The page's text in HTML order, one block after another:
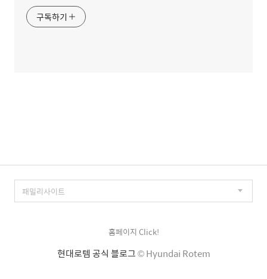
구독하기
홈페이지 Click!
현대로템 공식 블로그© Hyundai Rotem